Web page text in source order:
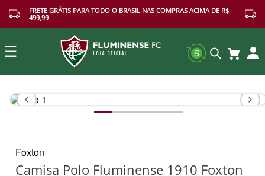
FRETE GRÁTIS PARA TODO O BRASIL NAS COMPRAS ACIMA DE R$
499,99
☰
Buscar
Foxton
Camisa Polo Fluminense 1910 Foxton